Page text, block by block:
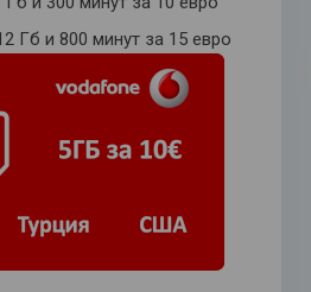
Гб и 800 минут за 15 евро